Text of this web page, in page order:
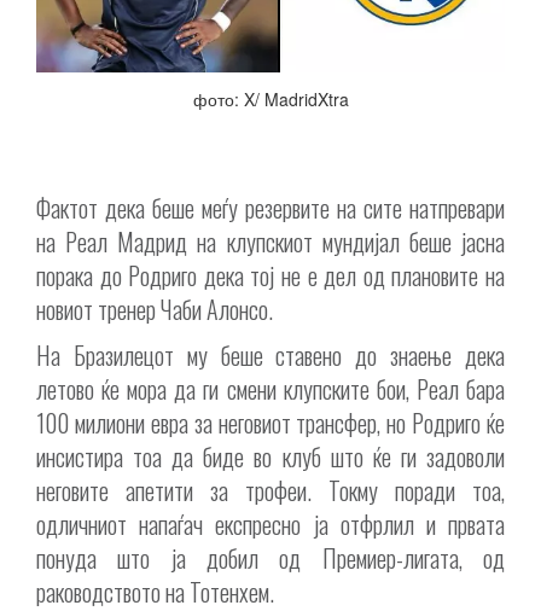
фото: X/ MadridXtra
Фактот дека беше меѓу резервите на сите натпревари
на Реал Мадрид на клупскиот мундијал беше јасна
порака до Родриго дека тој не е дел од плановите на
новиот тренер Чаби Алонсо.
На Бразилецот му беше ставено до знаење дека
летово ќе мора да ги смени клупските бои, Реал бара
100 милиони евра за неговиот трансфер, но Родриго ќе
инсистира тоа да биде во клуб што ќе ги задоволи
неговите апетити за трофеи. Токму поради тоа,
одличниот напаѓач експресно ја отфрлил и првата
понуда што ја добил од Премиер-лигата, од
раководството на Тотенхем.